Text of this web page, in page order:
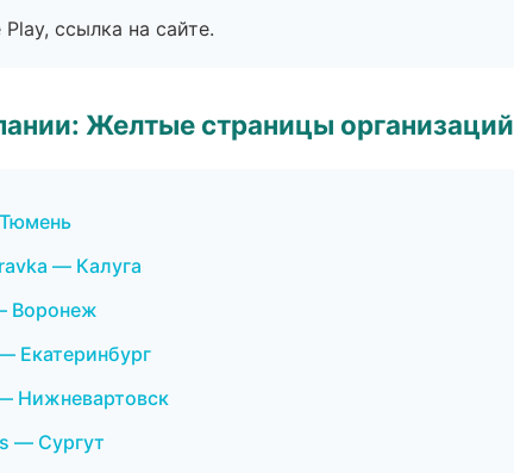
ссылка на сайте.
Желтые страницы организаций
— Калуга
Воронеж
Екатеринбург
Нижневартовск
— Сургут